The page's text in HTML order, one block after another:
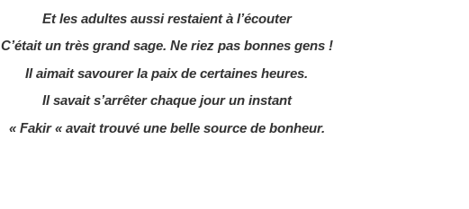
Et les adultes aussi restaient à l’écouter
C’était un très grand sage. Ne riez pas bonnes gens !
Il aimait savourer la paix de certaines heures.
Il savait s’arrêter chaque jour un instant
« Fakir « avait trouvé une belle source de bonheur.